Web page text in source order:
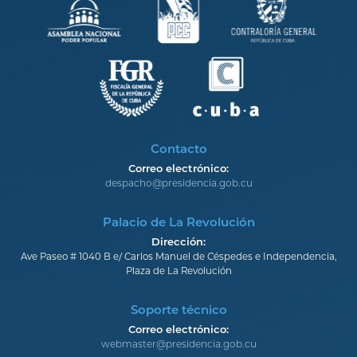
Contacto
Correo electrónico:
despacho@presidencia.gob.cu
Palacio de La Revolución
Dirección:
Ave Paseo # 1040 B e/ Carlos Manuel de Céspedes e Independencia,
Plaza de La Revolución
Soporte técnico
Correo electrónico:
webmaster@presidencia.gob.cu